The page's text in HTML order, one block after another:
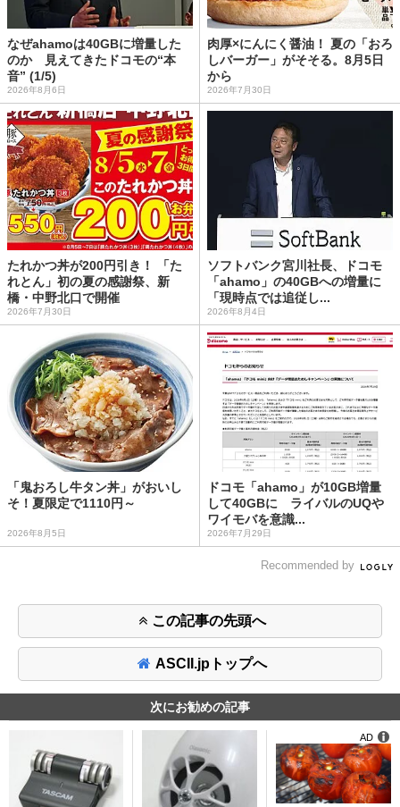
なぜahamoは40GBに増量した
のか 見えてきたドコモの“本
音” (1/5)
2026年8月6日
肉厚×にんにく醤油！ 夏の「おろ
しバーガー」がそそる。8月5日
から
2026年7月30日
たれかつ丼が200円引き！ 「た
れとん」初の夏の感謝祭、新
橋・中野北口で開催
2026年7月30日
ソフトバンク宮川社長、ドコモ
「ahamo」の40GBへの増量に
「現時点では追従し...
2026年8月4日
「鬼おろし牛タン丼」がおいし
そ！夏限定で1110円～
2026年8月5日
ドコモ「ahamo」が10GB増量
して40GBに ライバルのUQや
ワイモバを意識...
2026年7月29日
Recommended by
この記事の先頭へ
ASCII.jpトップへ
次にお勧めの記事
AD